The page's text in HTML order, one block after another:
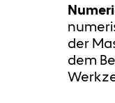
der
dem